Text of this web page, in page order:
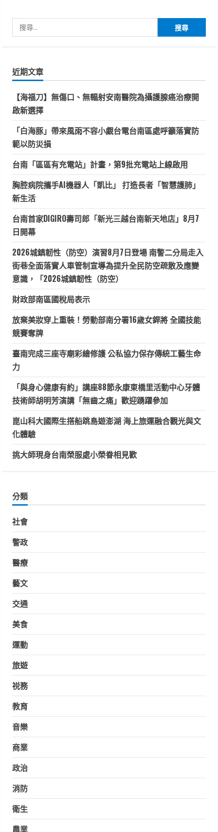
尋
字:
近期文章
【海福刀】無傷口、無輻射安南醫院為攝護腺癌治療開
啟新選擇
「白海豚」帶來風雨不容小覷台電台南區處呼籲落實防
範以防災損
台南「區區有充電站」計畫，第9批充電站上線啟用
胸腔病院攜手AI機器人「凱比」 打造長者「智慧護肺」
新生活
台南首家DIGIRO壽司郎「新光三越台南新天地店」8月7
日開幕
2026城鎮韌性（防空）演習8月7日登場 南警二分局走入
街巷全面落實人車管制宣導為提升全民防空疏散及應變
意識，「2026城鎮韌性（防空）
財政部南區國稅局表示
放棄美妝穿上重裝！勞動部南分署16歲女銲將 全國技能
競賽奪牌
臺南完成三座寺廟彩繪修護 公私協力保存傳統工藝生命
力
「與身心健康有約」講座88節永康東橋里活動中心牙體
技術師胡明芳演講「無齒之痛」歡迎踴躍參加
崑山科大國際生搭船跳島遊澎湖 海上旅運融合觀光與文
化體驗
挑大師現身台南榮服處小榮眷相見歡
分類
社會
警政
醫療
藝文
交通
美食
運動
旅遊
祱務
教育
音樂
商業
政治
消防
衛生
農業